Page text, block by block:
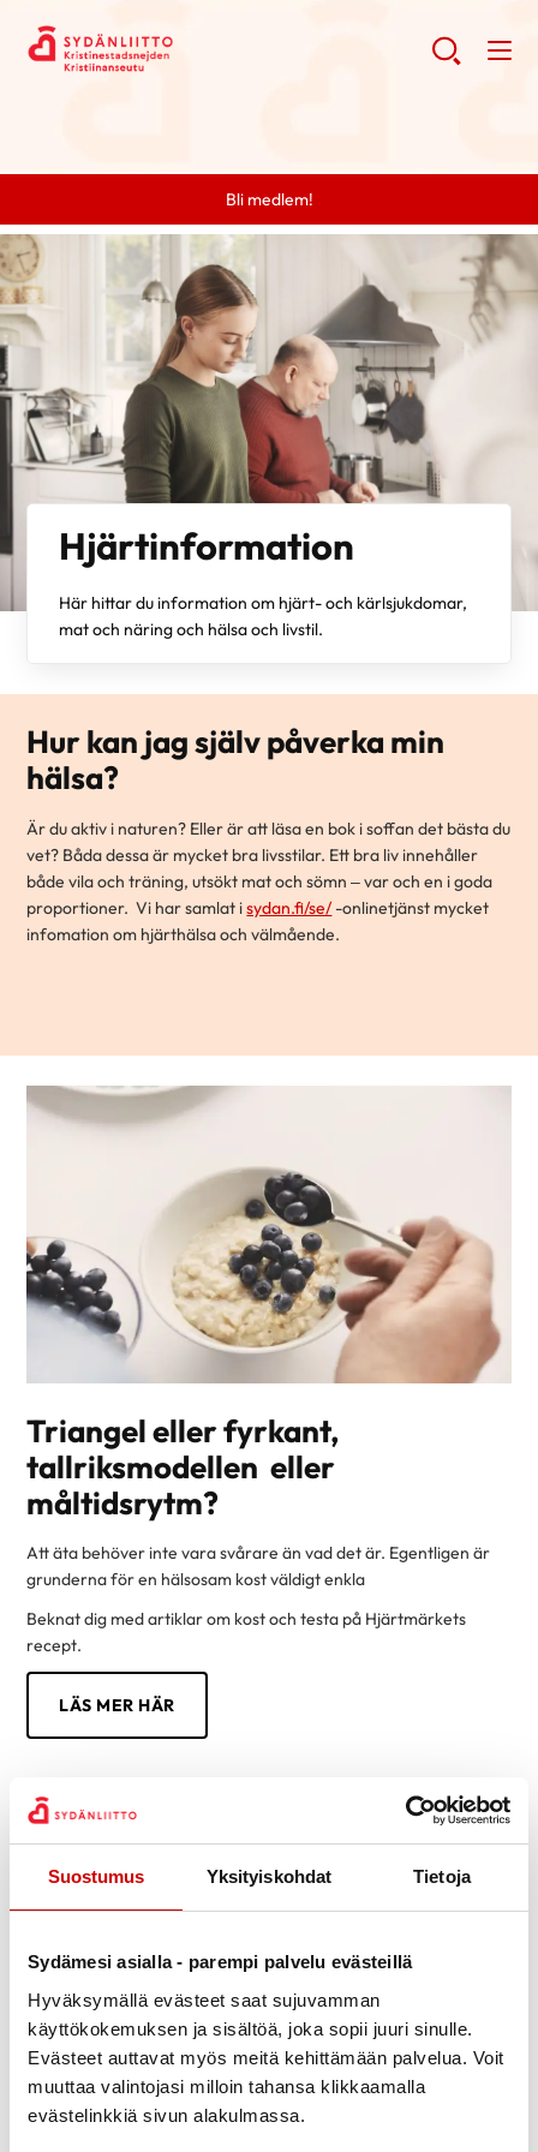
Suostumus Yksityiskohdat Tietoja
Sydämesi asialla - parempi palvelu evästeillä
Hyväksymällä evästeet saat sujuvamman
käyttökokemuksen ja sisältöä, joka sopii juuri sinulle.
Evästeet auttavat myös meitä kehittämään palvelua. Voit
muuttaa valintojasi milloin tahansa klikkaamalla
evästelinkkiä sivun alakulmassa.
Bli medlem!
Hjärtinformation
Här hittar du information om hjärt- och kärlsjukdomar,
mat och näring och hälsa och livstil.
Hur kan jag själv påverka min
hälsa?
Är du aktiv i naturen? Eller är att läsa en bok i soffan det bästa du
vet? Båda dessa är mycket bra livsstilar. Ett bra liv innehåller
både vila och träning, utsökt mat och sömn – var och en i goda
proportioner. Vi har samlat isydan.fi/se/ -onlinetjänst mycket
infomation om hjärthälsa och välmående.
Triangel eller fyrkant,
tallriksmodellen eller
måltidsrytm?
Att äta behöver inte vara svårare än vad det är. Egentligen är
grunderna för en hälsosam kost väldigt enkla
Beknat dig med artiklar om kost och testa på Hjärtmärkets
recept.
LÄS MER HÄR